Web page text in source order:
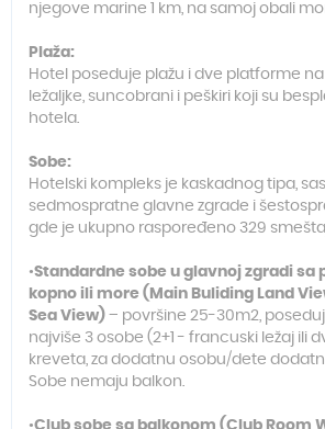
njegove marine 1 km, na samoj obali
Plaža:
Hotel poseduje plažu i dve platforme
ležaljke, suncobrani i peškiri koji su
hotela.
Sobe:
Hotelski kompleks je kaskadnog tipa,
sedmospratne glavne zgrade i
gde je ukupno raspoređeno 329
•Standardne sobe u glavnoj zgradi sa
kopno ili more (Main Buliding Land
Sea View) – površine 25-30m2,
najviše 3 osobe (2+1 - francuski ležaj ili
kreveta, za dodatnu osobu/dete
Sobe nemaju balkon.
•Club sobe sa balkonom (Club Room